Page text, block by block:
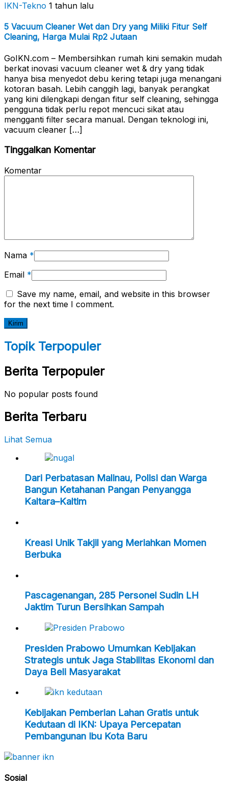
IKN-Tekno 1 tahun lalu
5 Vacuum Cleaner Wet dan Dry yang Miliki Fitur Self
Cleaning, Harga Mulai Rp2 Jutaan
GoIKN.com – Membersihkan rumah kini semakin mudah
berkat inovasi vacuum cleaner wet & dry yang tidak
hanya bisa menyedot debu kering tetapi juga menangani
kotoran basah. Lebih canggih lagi, banyak perangkat
yang kini dilengkapi dengan fitur self cleaning, sehingga
pengguna tidak perlu repot mencuci sikat atau
mengganti filter secara manual. Dengan teknologi ini,
vacuum cleaner […]
Tinggalkan Komentar
Komentar
Nama *
Email *
Save my name, email, and website in this browser
for the next time I comment.
Topik Terpopuler
Berita Terpopuler
No popular posts found
Berita Terbaru
Lihat Semua
Dari Perbatasan Malinau, Polisi dan Warga
Bangun Ketahanan Pangan Penyangga
Kaltara–Kaltim
Kreasi Unik Takjil yang Meriahkan Momen
Berbuka
Pascagenangan, 285 Personel Sudin LH
Jaktim Turun Bersihkan Sampah
Presiden Prabowo Umumkan Kebijakan
Strategis untuk Jaga Stabilitas Ekonomi dan
Daya Beli Masyarakat
Kebijakan Pemberian Lahan Gratis untuk
Kedutaan di IKN: Upaya Percepatan
Pembangunan Ibu Kota Baru
Sosial